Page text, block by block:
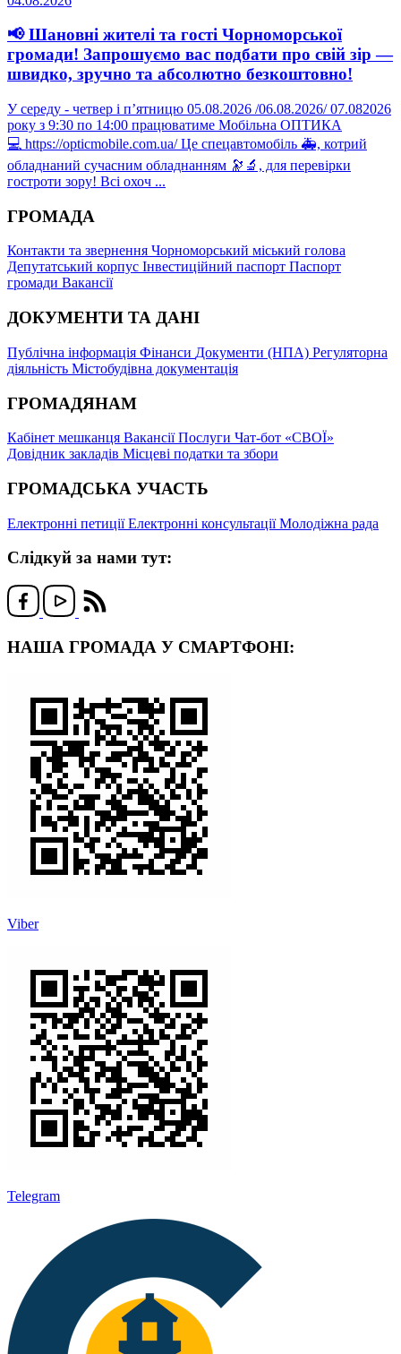
📢 Шановні жителі та гості Чорноморської
громади! Запрошуємо вас подбати про свій зір —
швидко, зручно та абсолютно безкоштовно!
У середу - четвер і пʼятницю 05.08.2026 /06.08.2026/ 07.082026
року з 9:30 по 14:00 працюватиме Мобільна ОПТИКА
💻 https://opticmobile.com.ua/ Це спецавтомобіль 🚑, котрий
обладнаний сучасним обладнанням 🔭🔬, для перевірки
гостроти зору! Всі охоч ...
ГРОМАДА
Контакти та звернення Чорноморський міський голова
Депутатський корпус Інвестиційний паспорт Паспорт
громади Вакансії
ДОКУМЕНТИ ТА ДАНІ
Публічна інформація Фінанси Документи (НПА) Регуляторна
діяльність Містобудівна документація
ГРОМАДЯНАМ
Кабінет мешканця ВакансіїПослуги Чат-бот «СВОЇ»
Довідник закладів Місцеві податки та збори
ГРОМАДСЬКА УЧАСТЬ
Електронні петиціїЕлектронні консультаціїМолодіжна рада
Слідкуй за нами тут:
НАША ГРОМАДА У СМАРТФОНІ:
Viber
Telegram